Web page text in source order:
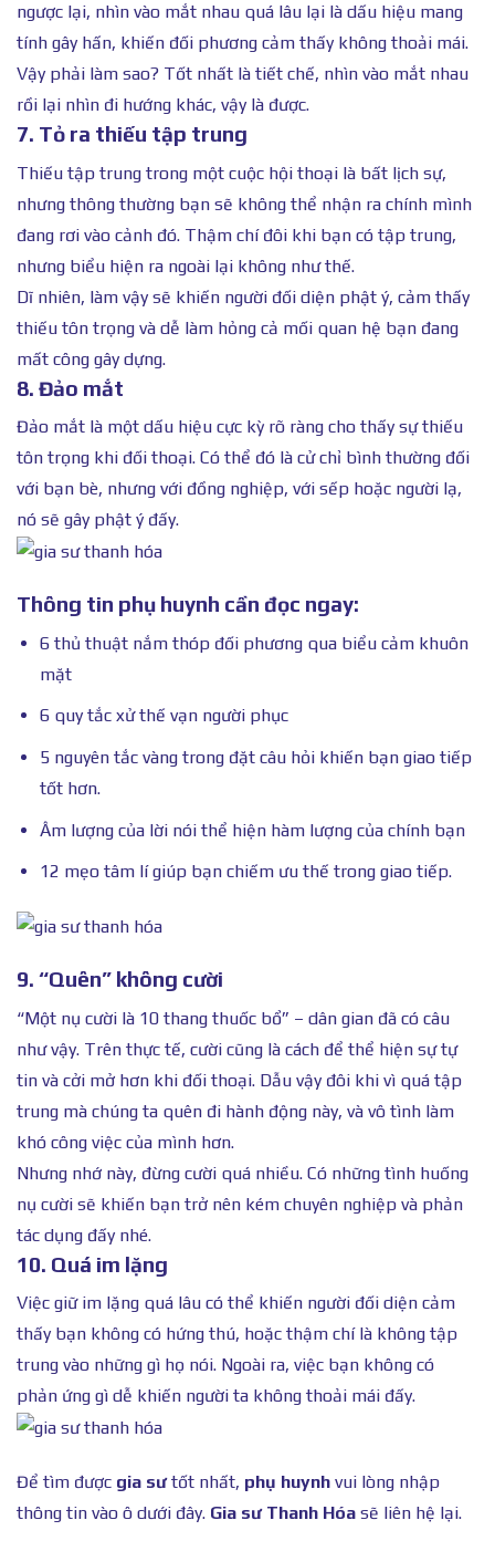
ngược lại, nhìn vào mắt nhau quá lâu lại là dấu hiệu mang
tính gây hấn, khiến đối phương cảm thấy không thoải mái.
Vậy phải làm sao? Tốt nhất là tiết chế, nhìn vào mắt nhau
rồi lại nhìn đi hướng khác, vậy là được.
7. Tỏ ra thiếu tập trung
Thiếu tập trung trong một cuộc hội thoại là bất lịch sự,
nhưng thông thường bạn sẽ không thể nhận ra chính mình
đang rơi vào cảnh đó. Thậm chí đôi khi bạn có tập trung,
nhưng biểu hiện ra ngoài lại không như thế.
Dĩ nhiên, làm vậy sẽ khiến người đối diện phật ý, cảm thấy
thiếu tôn trọng và dễ làm hỏng cả mối quan hệ bạn đang
mất công gây dựng.
8. Đảo mắt
Đảo mắt là một dấu hiệu cực kỳ rõ ràng cho thấy sự thiếu
tôn trọng khi đối thoại. Có thể đó là cử chỉ bình thường đối
với bạn bè, nhưng với đồng nghiệp, với sếp hoặc người lạ,
nó sẽ gây phật ý đấy.
Thông tin phụ huynh cần đọc ngay:
6 thủ thuật nắm thóp đối phương qua biểu cảm khuôn
mặt
6 quy tắc xử thế vạn người phục
5 nguyên tắc vàng trong đặt câu hỏi khiến bạn giao tiếp
tốt hơn.
Âm lượng của lời nói thể hiện hàm lượng của chính bạn
12 mẹo tâm lí giúp bạn chiếm ưu thế trong giao tiếp.
9. “Quên” không cười
“Một nụ cười là 10 thang thuốc bổ” – dân gian đã có câu
như vậy. Trên thực tế, cười cũng là cách để thể hiện sự tự
tin và cởi mở hơn khi đối thoại. Dẫu vậy đôi khi vì quá tập
trung mà chúng ta quên đi hành động này, và vô tình làm
khó công việc của mình hơn.
Nhưng nhớ này, đừng cười quá nhiều. Có những tình huống
nụ cười sẽ khiến bạn trở nên kém chuyên nghiệp và phản
tác dụng đấy nhé.
10. Quá im lặng
Việc giữ im lặng quá lâu có thể khiến người đối diện cảm
thấy bạn không có hứng thú, hoặc thậm chí là không tập
trung vào những gì họ nói. Ngoài ra, việc bạn không có
phản ứng gì dễ khiến người ta không thoải mái đấy.
Để tìm được gia sưtốt nhất, phụ huynh vui lòng nhập
thông tin vào ô dưới đây. Gia sư Thanh Hóa sẽ liên hệ lại.